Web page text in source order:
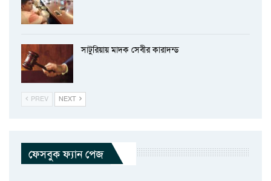
সাটুরিয়ায় মাদক সেবীর কারাদন্ড
PREV NEXT
ফেসবুক ফ্যান পেজ